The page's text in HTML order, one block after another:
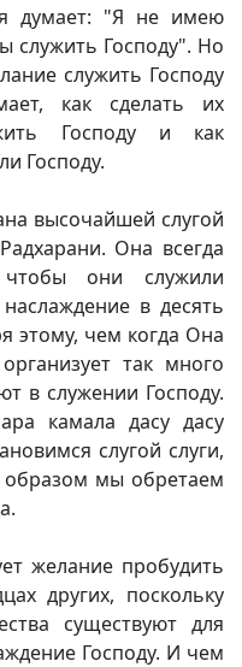
думает: "Я не имею
служить Господу". Но
служить Господу
как сделать их
Господу и как
Господу.
высочайшей слугой
Она всегда
чтобы они служили
в десять
этому, чем когда Она
так много
в служении Господу.
камала дасу дасу
слугой слуги,
образом мы обретаем
желание пробудить
других, поскольку
существуют для
Господу. И чем